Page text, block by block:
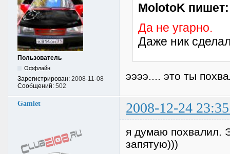
Пользователь
Оффлайн
Зарегистрирован: 2008-11-08
Сообщений: 502
MolotoK пишет:
Да не угарно.
Даже ник
ээээ.... это ты
Gamlet 2008-12-24
я думаю похвалил.
запятую)))